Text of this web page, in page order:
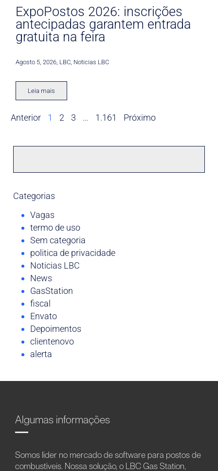
ExpoPostos 2026: inscrições
antecipadas garantem entrada
gratuita na feira
Agosto 5, 2026 LBC Noticias LBC
Leia mais
Anterior 1 2 3 … 1.161 Próximo
Categorias
Vagas
termo de uso
Sem categoria
politica de privacidade
Noticias LBC
News
GasStation
fiscal
Envato
Depoimentos
clientenovo
alerta
Algumas informações
Somos líder no mercado de software para postos de
combustíveis. Nossa solução, o LBC Gas Station,